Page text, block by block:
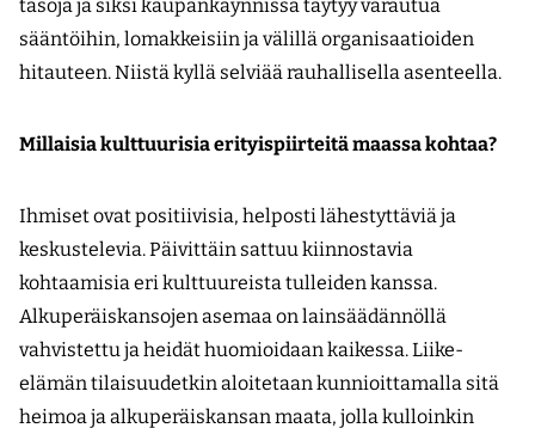
tasoja ja siksi kaupankäynnissä täytyy varautua
sääntöihin, lomakkeisiin ja välillä organisaatioiden
hitauteen. Niistä kyllä selviää rauhallisella asenteella.
Millaisia kulttuurisia erityispiirteitä maassa kohtaa?
Ihmiset ovat positiivisia, helposti lähestyttäviä ja
keskustelevia. Päivittäin sattuu kiinnostavia
kohtaamisia eri kulttuureista tulleiden kanssa.
Alkuperäiskansojen asemaa on lainsäädännöllä
vahvistettu ja heidät huomioidaan kaikessa. Liike-
elämän tilaisuudetkin aloitetaan kunnioittamalla sitä
heimoa ja alkuperäiskansan maata, jolla kulloinkin